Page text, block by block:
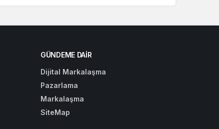
GÜNDEME DAIR
Dijital Markalaşma
Pazarlama
Markalaşma
SiteMap